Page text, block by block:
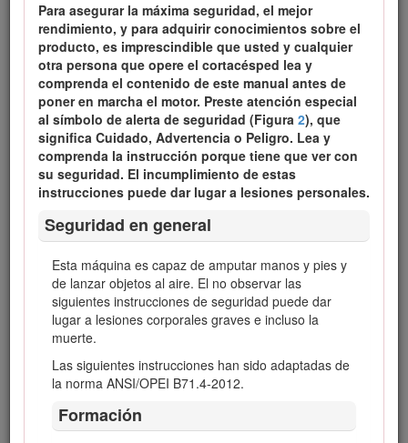
Para asegurar la máxima seguridad, el mejor
rendimiento, y para adquirir conocimientos sobre el
producto, es imprescindible que usted y cualquier
otra persona que opere el cortacésped lea y
comprenda el contenido de este manual antes de
poner en marcha el motor. Preste atención especial
al símbolo de alerta de seguridad (Figura 2), que
significa Cuidado, Advertencia o Peligro. Lea y
comprenda la instrucción porque tiene que ver con
su seguridad. El incumplimiento de estas
instrucciones puede dar lugar a lesiones personales.
Seguridad en general
Esta máquina es capaz de amputar manos y pies y
de lanzar objetos al aire. El no observar las
siguientes instrucciones de seguridad puede dar
lugar a lesiones corporales graves e incluso la
muerte.
Las siguientes instrucciones han sido adaptadas de
la norma ANSI/OPEI B71.4-2012.
Formación
información adicional, póngase en contacto con un Servicio
Técnico Autorizado o con Asistencia al Cliente Toro, y tenga
a mano los números de modelo y serie de su producto.
Figura1identifica la ubicación de los números de modelo y
serie en el producto. Escriba los números en el espacio
provisto.
Figura 1
Ubicación de los números de modelo y de serie
Este manual identifica peligros potenciales y contiene
mensajes de seguridad identificados por el símbolo de alerta
de seguridad (Figura
causar lesiones graves o la muerte si usted no sigue las